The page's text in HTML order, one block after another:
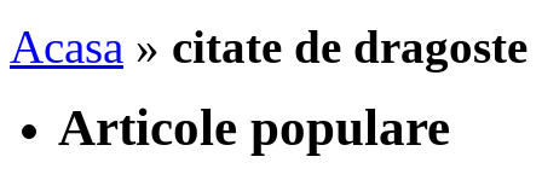
Acasa » citate de dragoste
Articole populare